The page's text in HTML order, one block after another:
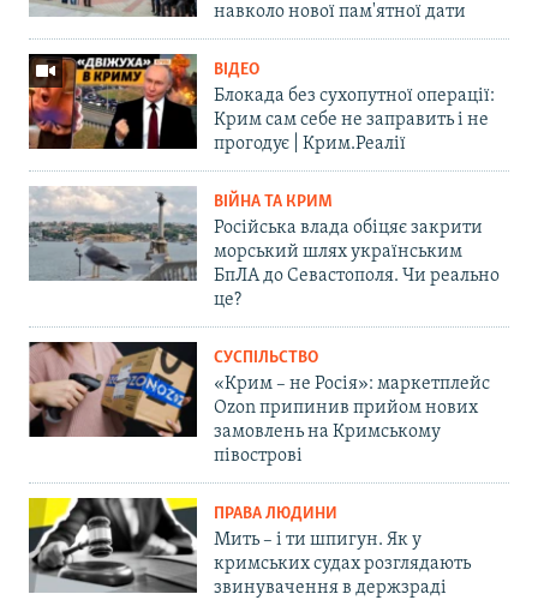
навколо нової пам'ятної дати
ВІДЕО
Блокада без сухопутної операції:
Крим сам себе не заправить і не
прогодує | Крим.Реалії
ВІЙНА ТА КРИМ
Російська влада обіцяє закрити
морський шлях українським
БпЛА до Севастополя. Чи реально
це?
СУСПІЛЬСТВО
«Крим – не Росія»: маркетплейс
Ozon припинив прийом нових
замовлень на Кримському
півострові
ПРАВА ЛЮДИНИ
Мить – і ти шпигун. Як у
кримських судах розглядають
звинувачення в держзраді